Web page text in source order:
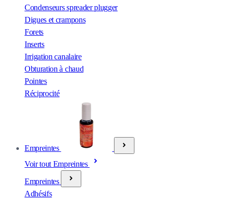
Condenseurs spreader plugger
Digues et crampons
Forets
Inserts
Irrigation canalaire
Obturation à chaud
Pointes
Réciprocité
Empreintes
Voir tout Empreintes
Empreintes
Adhésifs